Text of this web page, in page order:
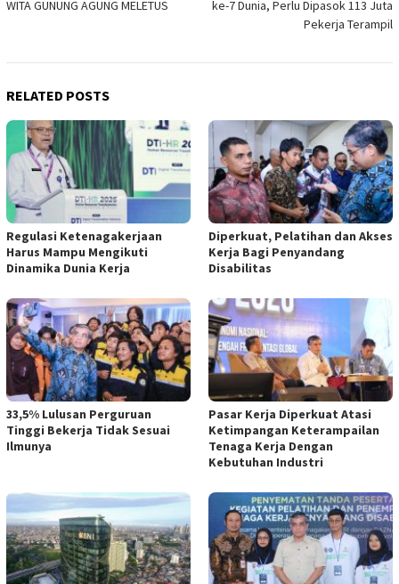
WITA GUNUNG AGUNG MELETUS
ke-7 Dunia, Perlu Dipasok 113 Juta
Pekerja Terampil
RELATED POSTS
Regulasi Ketenagakerjaan
Harus Mampu Mengikuti
Dinamika Dunia Kerja
Diperkuat, Pelatihan dan Akses
Kerja Bagi Penyandang
Disabilitas
33,5% Lulusan Perguruan
Tinggi Bekerja Tidak Sesuai
Ilmunya
Pasar Kerja Diperkuat Atasi
Ketimpangan Keterampailan
Tenaga Kerja Dengan
Kebutuhan Industri